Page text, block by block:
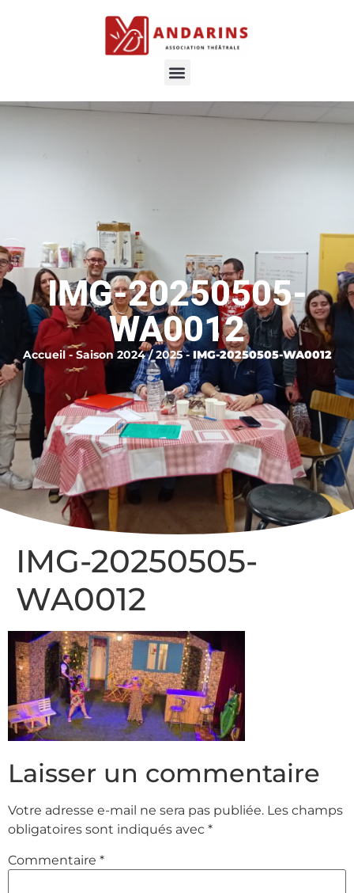
IMG-20250505-
WA0012
Accueil- Saison 2024 / 2025- IMG-20250505-WA0012
IMG-20250505-
WA0012
Laisser un commentaire
Votre adresse e-mail ne sera pas publiée. Les champs
obligatoires sont indiqués avec *
Commentaire *